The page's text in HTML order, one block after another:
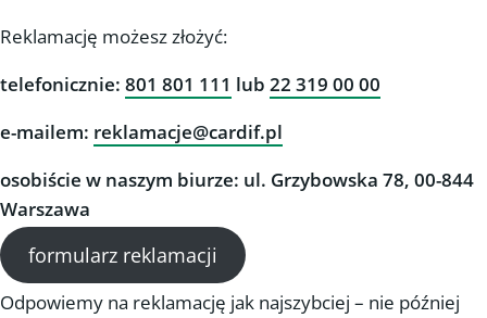
Reklamację możesz złożyć:
telefonicznie: 801 801 111 lub 22 319 00 00
e-mailem: reklamacje@cardif.pl
osobiście w naszym biurze: ul. Grzybowska 78, 00-844
Warszawa
formularz reklamacji
Odpowiemy na reklamację jak najszybciej – nie później